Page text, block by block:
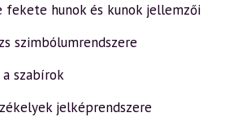
fekete hunok és kunok jellemzői
szimbólumrendszere
a szabírok
jelképrendszere